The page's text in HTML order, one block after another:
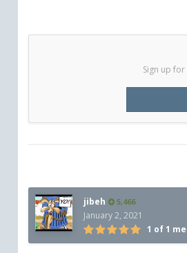
Sign up
jibeh 5,466
January 2, 2021
1 of 1